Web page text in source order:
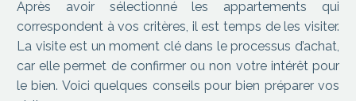
Après avoir sélectionné les appartements qui
correspondent à vos critères, il est temps de les visiter.
La visite est un moment clé dans le processus d’achat,
car elle permet de confirmer ou non votre intérêt pour
le bien. Voici quelques conseils pour bien préparer vos